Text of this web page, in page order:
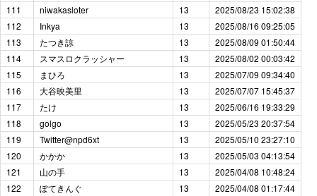
111
niwakasloter 13
2025/08/23 15:02:38
112
Inkya 13
2025/08/16 09:25:05
113
たつき諒 13
2025/08/09 01:50:44
114
スマスロクラッシャー 13
2025/08/02 00:03:42
115
まひろ 13
2025/07/09 09:34:40
116
大谷映美里 13
2025/07/07 15:45:37
117
たけ 13
2025/06/16 19:33:29
118
golgo 13
2025/05/23 20:37:54
119
Twitter@npd6xt 13
2025/05/10 23:27:10
120
かかか 13
2025/05/03 04:13:54
121
山の手 13
2025/04/08 10:48:24
122
ぽてきんぐ 13
2025/04/08 01:17:44